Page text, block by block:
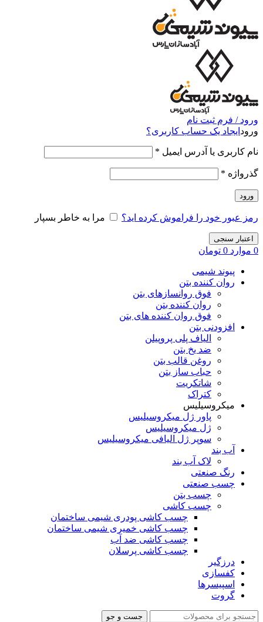
ورود / فرم ثبت نام
ورود ایجاد یک حساب کاربری؟
نام کاربری یا آدرس ایمیل *
گذرواژه *
ورود
رمز عبور خود را فراموش کرده اید؟ مرا به خاطر بسپار
اعتبار سنجی
0 موارد 0 تومان
پیوند شیمی
روان کننده بتن
فوق روانسازهای بتن
روان کننده بتن
فوق روان کننده های بتن
افزودنی بتن
الیاف پلی پروپیلن
ضد یخ بتن
روغن قالب بتن
حباب ساز بتن
شاتکریت
کتراک
میکروسیلیس
پاور ژل میکروسیلیس
ژل میکروسیلیس
سوپر ژل الیافی میکروسیلیس
آب بند
لاک آب بند
رنگ صنعتی
چسب صنعتی
چسب بتن
چسب کاشی
چسب کاشی پودری شیمی ساختمان
چسب کاشی خمیری شیمی ساختمان
چسب کاشی ضد آب
چسب کاشی پرسلان
درزگیر
کفسازی
اسپیسرها
گروت
جست و جو